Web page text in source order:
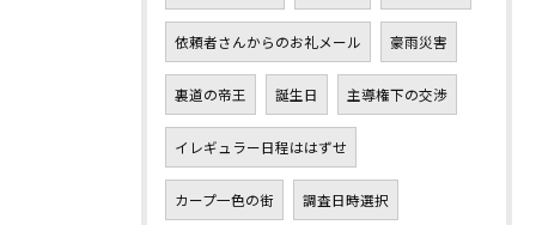
依頼者さんからのお礼メール 豪雨災害
裏道の帝王 誕生日 主導権下の交渉
イレギュラー日程ははずせ
カープ一色の街 調査日時選択